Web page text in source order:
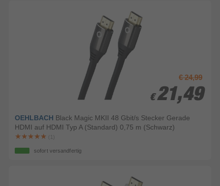
€ 24,99
€ 21,49
€ 21,49
OEHLBACH Black Magic MKII 48 Gbit/s Stecker Gerade
HDMI auf HDMI Typ A (Standard) 0,75 m (Schwarz)
(1)
sofort versandfertig